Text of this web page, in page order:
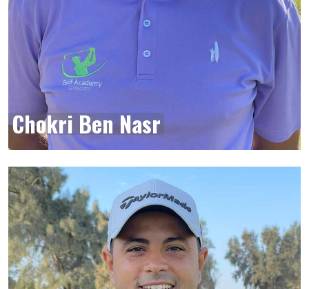
Chokri Ben Nasr